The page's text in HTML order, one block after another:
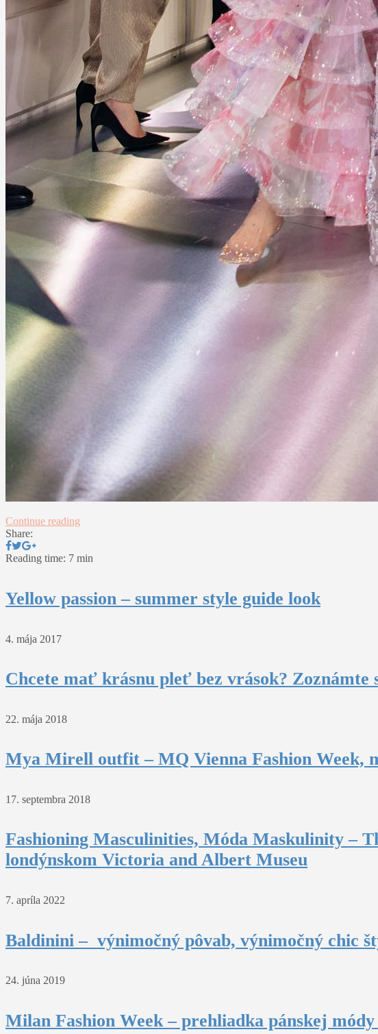
Continue reading
Share:
Reading time: 7 min
Yellow passion – summer style guide look
4. mája 2017
Chcete mať krásnu pleť bez vrások? Zoznámte
22. mája 2018
Mya Mirell outfit – MQ Vienna Fashion Week,
17. septembra 2018
Fashioning Masculinities, Móda Maskulinity –
londýnskom Victoria and Albert Museu
7. apríla 2022
Baldinini – výnimočný pôvab, výnimočný chic
24. júna 2019
Milan Fashion Week – prehliadka pánskej